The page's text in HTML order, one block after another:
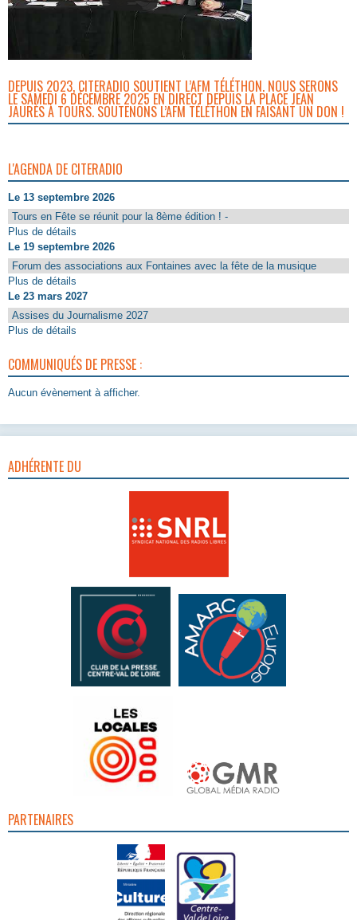
DEPUIS 2023, CITERADIO SOUTIENT L’AFM TÉLÉTHON. NOUS SERONS
LE SAMEDI 6 DÉCEMBRE 2025 EN DIRECT DEPUIS LA PLACE JEAN
JAURÈS À TOURS. SOUTENONS L’AFM TÉLÉTHON EN FAISANT UN DON !
L'AGENDA DE CITERADIO
Le 13 septembre 2026
Tours en Fête se réunit pour la 8ème édition ! -
Plus de détails
Le 19 septembre 2026
Forum des associations aux Fontaines avec la fête de la musique
Plus de détails
Le 23 mars 2027
Assises du Journalisme 2027
Plus de détails
COMMUNIQUÉS DE PRESSE :
Aucun évènement à afficher.
ADHÉRENTE DU
PARTENAIRES